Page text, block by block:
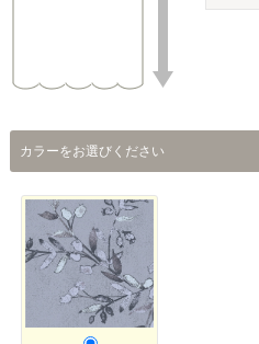
カラーをお選びください